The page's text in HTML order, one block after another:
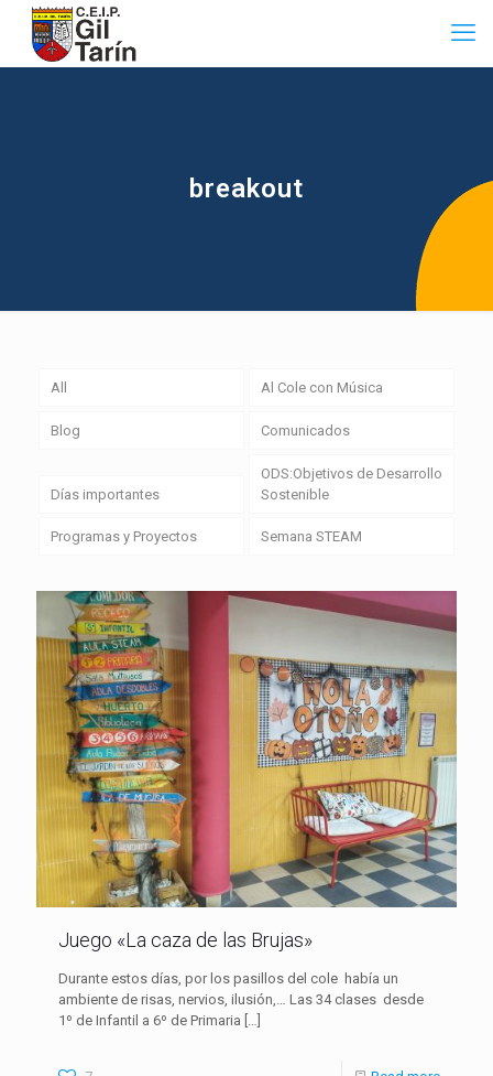
breakout
All Al Cole con Música
Blog Comunicados
Días importantes
ODS:Objetivos de Desarrollo
Sostenible
Programas y Proyectos Semana STEAM
Juego «La caza de las Brujas»
Durante estos días, por los pasillos del cole había un
ambiente de risas, nervios, ilusión,… Las 34 clases desde
1º de Infantil a 6º de Primaria